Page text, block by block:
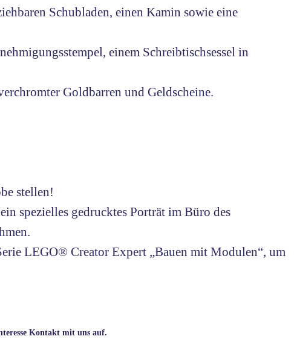
Schubladen, einen Kamin sowie eine
einem Schreibtischsessel in
Goldbarren und Geldscheine.
stellen!
spezielles gedrucktes Porträt im Büro des
LEGO® Creator Expert „Bauen mit Modulen“, um
Kontakt mit uns auf.